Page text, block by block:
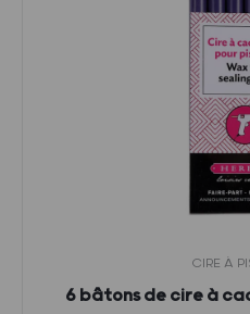
CIRE À
6 bâtons de cire à